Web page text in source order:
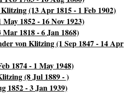
(13 Apr 1815 - 1 Feb 1902)
1852 - 16 Nov 1923)
1818 - 6 Jan 1868)
von Klitzing (1 Sep 1847 - 14 Apr
1874 - 1 May 1948)
(8 Jul 1889 - )
1852 - 3 Jan 1939)